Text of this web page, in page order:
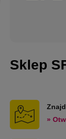
Sklep
»